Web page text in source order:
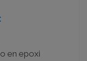
en epoxi